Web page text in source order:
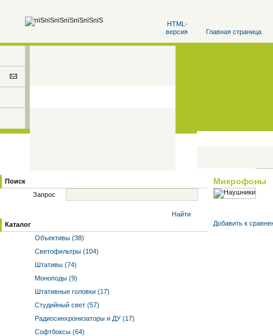
HTML-
версия
Главная страница
Поиск
Запрос
Найти
Каталог
Объективы (38)
Светофильтры (104)
Штативы (74)
Моноподы (9)
Штативные головки (17)
Студийный свет (57)
Радиосинхронизаторы и ДУ (17)
Софтбоксы (64)
Микрофоны
Добавить к